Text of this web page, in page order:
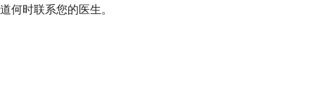
何时联系您的医生。